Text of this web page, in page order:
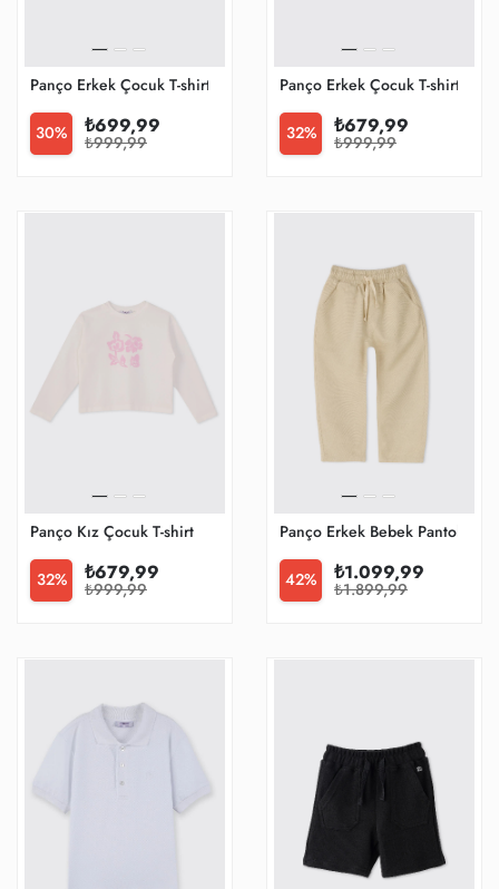
Panço Erkek Çocuk T-shirt
30% ₺699,99
₺999,99
Panço Erkek Çocuk T-shirt
32% ₺679,99
₺999,99
Panço Kız Çocuk T-shirt
32% ₺679,99
₺999,99
Panço Erkek Bebek Pantolon /
42% ₺1.099,99
₺1.899,99